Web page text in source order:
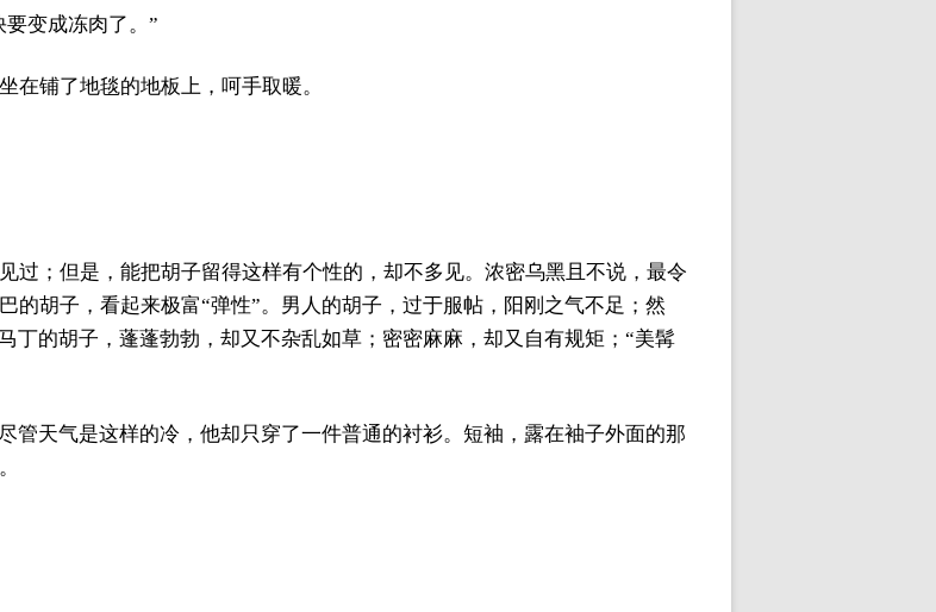
变成冻肉了。”
在铺了地毯的地板上，呵手取暖。
过；但是，能把胡子留得这样有个性的，却不多见。浓密乌黑且不说，最令
的胡子，看起来极富“弹性”。男人的胡子，过于服帖，阳刚之气不足；然
丁的胡子，蓬蓬勃勃，却又不杂乱如草；密密麻麻，却又自有规矩；“美髯
管天气是这样的冷，他却只穿了一件普通的衬衫。短袖，露在袖子外面的那